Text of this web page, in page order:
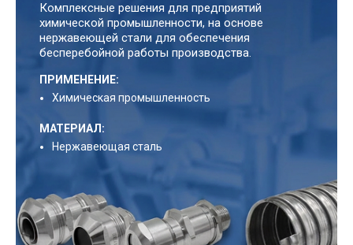
Комплексные решения для предприятий
химической промышленности, на основе
нержавеющей стали для обеспечения
бесперебойной работы производства.
ПРИМЕНЕНИЕ:
Химическая промышленность
МАТЕРИАЛ:
Нержавеющая сталь